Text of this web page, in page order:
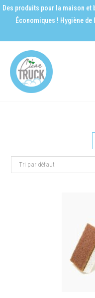
Des produits pour la maison et
Économiques ! Hygiène
Tri par défaut